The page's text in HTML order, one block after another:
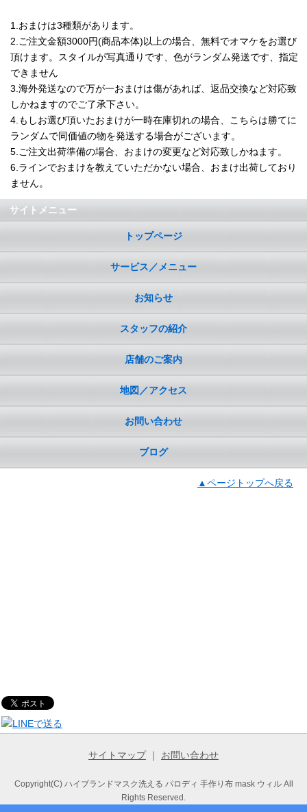
1.おまけは3種類があります。
2.ご注文金額3000円(商品本体)以上の場合、無料でオマケをお選び
頂けます。スタイルが写真通りです、色がランダム発送です、指定
できません
3.海外発送なので万が一おまけは傷があれば、返品交換など対応致
しかねますのでご了承下さい。
4.もしお選び頂いたおまけが一時在庫切れの場合、こちらは勝てに
ランダムで同価値の物を発送する場合がございます。
5.ご注文出荷準備の場合、おまけの変更など対応致しかねます。
6.ラインでおまけを教えていただかない場合、おまけ出荷しており
ません。
サイトメニュー
トップページ
サービス／メニュー
お知らせ
スタッフの紹介
店舗のご案内
地図／アクセス
お問い合わせ
ブログ
▲ページトップへ戻る
サイトマップ｜ お問い合わせ
Copyright(C) ハイブランドマスク洗える パロディ 手作り布 mask ウィル All
Rights Reserved.